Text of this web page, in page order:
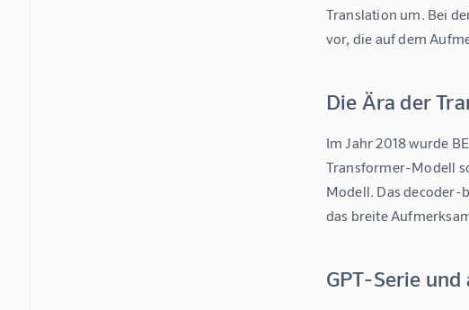
Translation um. Bei
vor, die auf dem
Die Ära der
Im Jahr 2018 wurde
Transformer-Modell
Modell. Das decoder-
das breite
GPT-Serie